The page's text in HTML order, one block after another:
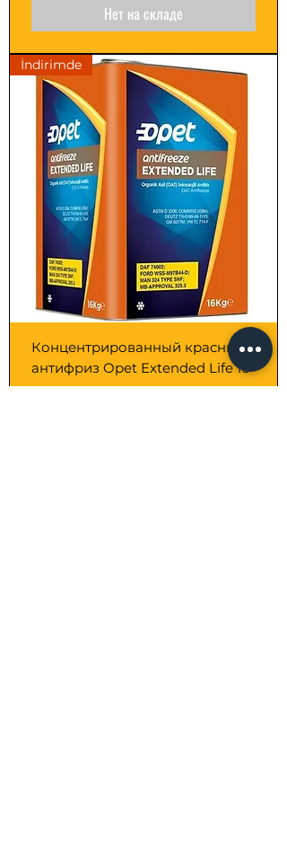
Нет на складе
İndirimde
Концентрированный красный
антифриз Opet Extended Life 16
литров